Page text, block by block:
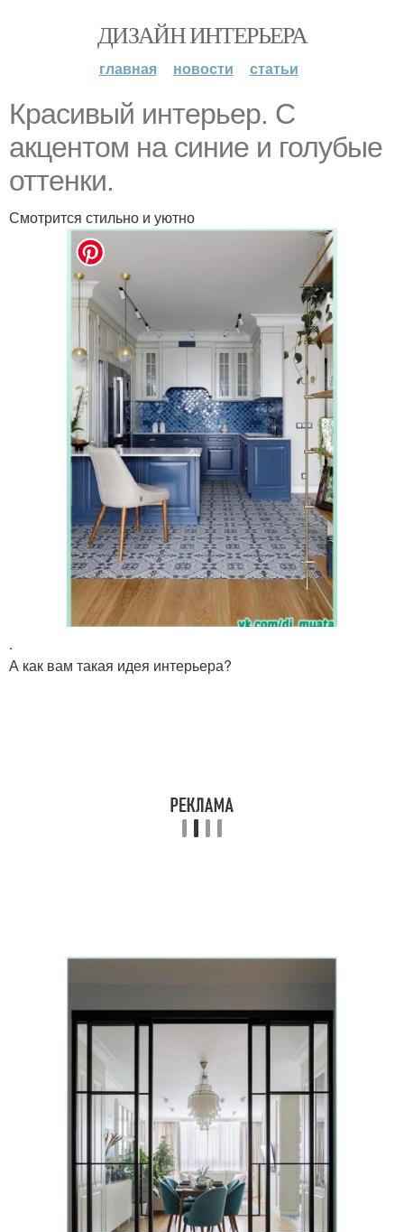
ДИЗАЙН ИНТЕРЬЕРА
главная новости статьи
Красивый интерьер. С
акцентом на синие и голубые
оттенки.
Смотрится стильно и уютно
.
А как вам такая идея интерьера?